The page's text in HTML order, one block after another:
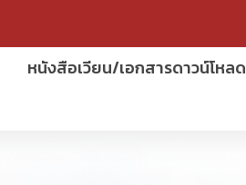
หนังสือเวียน/เอกสารดาวน์โหลด